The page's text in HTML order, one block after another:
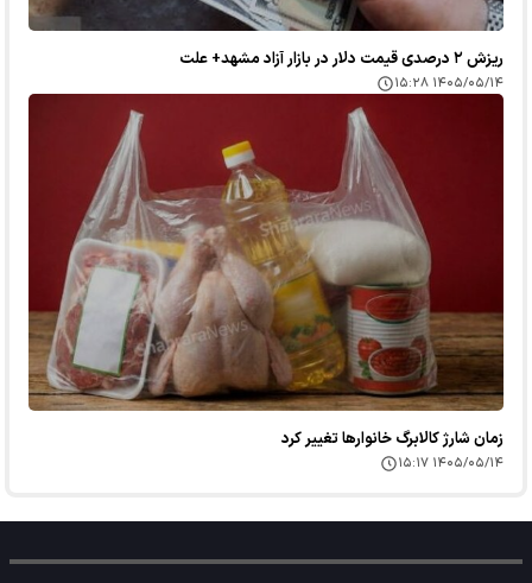
ریزش ۲ درصدی قیمت دلار در بازار آزاد مشهد+ علت
۱۴۰۵/۰۵/۱۴ ۱۵:۲۸
زمان شارژ کالابرگ خانوارها تغییر کرد
۱۴۰۵/۰۵/۱۴ ۱۵:۱۷